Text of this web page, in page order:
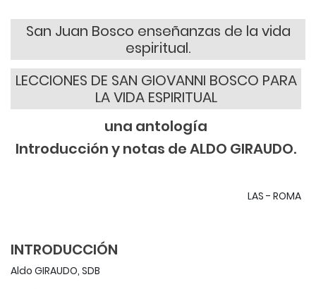
San Juan Bosco enseñanzas de la vida
espiritual.
LECCIONES DE SAN GIOVANNI BOSCO PARA
LA VIDA ESPIRITUAL
una antología
Introducción y notas de ALDO GIRAUDO.
LAS - ROMA
INTRODUCCIÓN
Aldo GIRAUDO, SDB